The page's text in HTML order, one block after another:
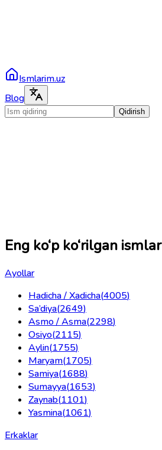
Ismlarim.uz
Blog
Qidirish
Eng ko‘p ko‘rilgan ismlar
Ayollar
Hadicha / Xadicha(4005)
Sa’diya(2649)
Asmo / Asma(2298)
Osiyo(2115)
Aylin(1755)
Maryam(1705)
Samiya(1688)
Sumayya(1653)
Zaynab(1101)
Yasmina(1061)
Erkaklar